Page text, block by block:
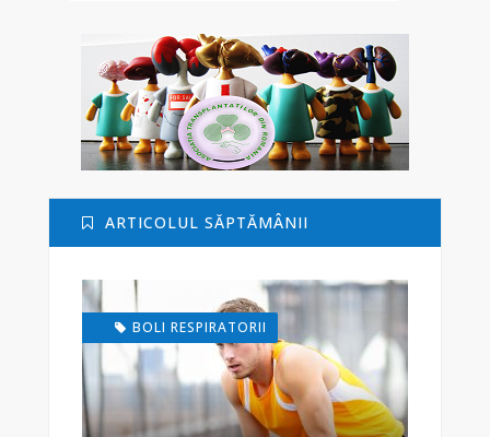
ARTICOLUL SĂPTĂMÂNII
BOLI RESPIRATORII